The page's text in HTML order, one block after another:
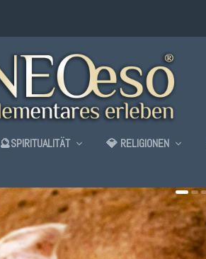
🔮SPIRITUALITÄT 💎 RELIGIONEN